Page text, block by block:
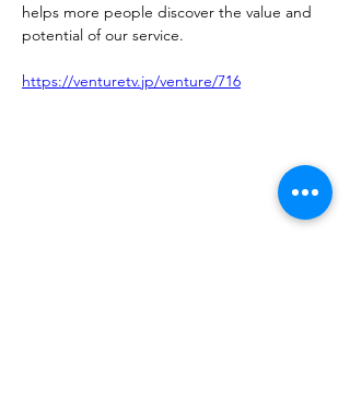
helps more people discover the value and
potential of our service.
https://venturetv.jp/venture/716